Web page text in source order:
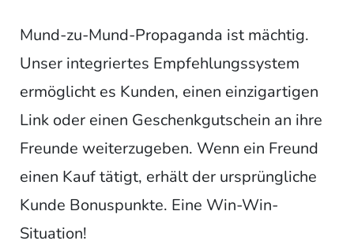
Mund-zu-Mund-Propaganda ist mächtig.
Unser integriertes Empfehlungssystem
ermöglicht es Kunden, einen einzigartigen
Link oder einen Geschenkgutschein an ihre
Freunde weiterzugeben. Wenn ein Freund
einen Kauf tätigt, erhält der ursprüngliche
Kunde Bonuspunkte. Eine Win-Win-
Situation!